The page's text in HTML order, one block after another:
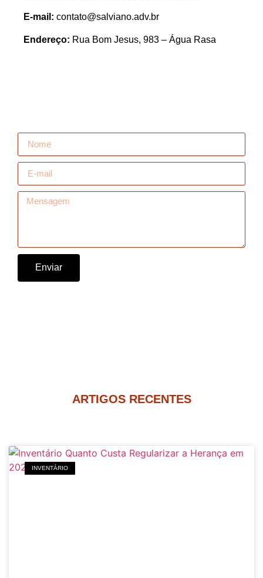
E-mail: contato@salviano.adv.br
Endereço: Rua Bom Jesus, 983 – Água Rasa
Enviar
ARTIGOS RECENTES
INVENTÁRIO